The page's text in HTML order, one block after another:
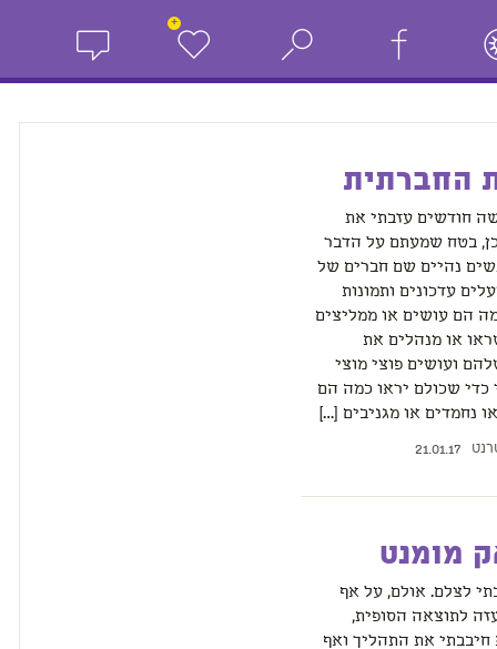
+
החברתית
חודשים עזבתי את
כן, בטח שמעתם על הדבר
נהיים שם חברים של
עדכונים ותמונות
הם עושים או ממליצים
או מנהלים את
ועושים פוצי מוצי
כדי שכולם יראו כמה הם
נחמדים או מגניבים […]
21.01.17
מומנט
לצלם. אולם, על אף
לתוצאה הסופית,
חיבבתי את התהליך ואף